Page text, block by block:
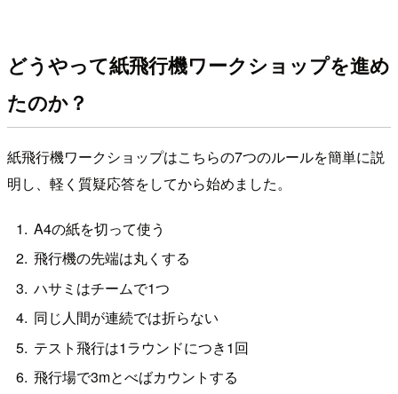
どうやって紙飛行機ワークショップを進め
たのか？
紙飛行機ワークショップはこちらの7つのルールを簡単に説
明し、軽く質疑応答をしてから始めました。
A4の紙を切って使う
飛行機の先端は丸くする
ハサミはチームで1つ
同じ人間が連続では折らない
テスト飛行は1ラウンドにつき1回
飛行場で3mとべばカウントする